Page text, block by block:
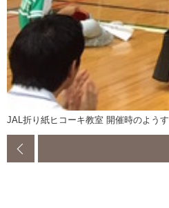
JAL折り紙ヒコーキ教室 開催時のようす